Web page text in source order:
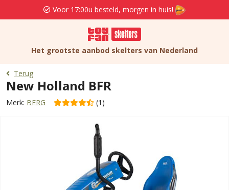
Voor 17:00u besteld, morgen in huis!
Het grootste aanbod skelters van Nederland
Terug
New Holland BFR
Merk: BERG (1)